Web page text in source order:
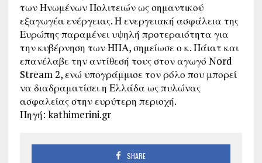
των Ηνωμένων Πολιτειών ως σημαντικού
εξαγωγέα ενέργειας. Η ενεργειακή ασφάλεια της
Ευρώπης παραμένει υψηλή προτεραιότητα για
την κυβέρνηση των ΗΠΑ, σημείωσε ο κ. Πάιατ και
επανέλαβε την αντίθεσή τους στον αγωγό Nord
Stream 2, ενώ υπογράμμισε τον ρόλο που μπορεί
να διαδραματίσει η Ελλάδα ως πυλώνας
ασφαλείας στην ευρύτερη περιοχή.
Πηγή: kathimerini.gr
SHARE